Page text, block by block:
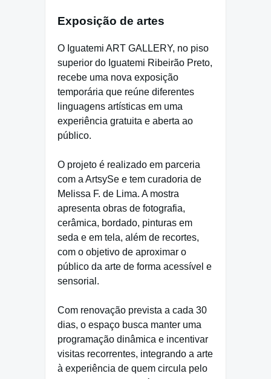
Exposição de artes
O Iguatemi ART GALLERY, no piso
superior do Iguatemi Ribeirão Preto,
recebe uma nova exposição
temporária que reúne diferentes
linguagens artísticas em uma
experiência gratuita e aberta ao
público.
O projeto é realizado em parceria
com a ArtsySe e tem curadoria de
Melissa F. de Lima. A mostra
apresenta obras de fotografia,
cerâmica, bordado, pinturas em
seda e em tela, além de recortes,
com o objetivo de aproximar o
público da arte de forma acessível e
sensorial.
Com renovação prevista a cada 30
dias, o espaço busca manter uma
programação dinâmica e incentivar
visitas recorrentes, integrando a arte
à experiência de quem circula pelo